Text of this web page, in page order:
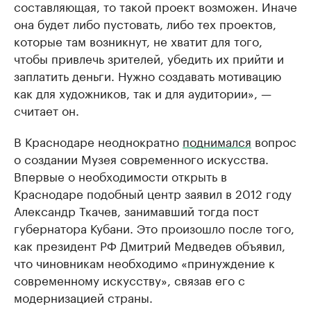
составляющая, то такой проект возможен. Иначе
она будет либо пустовать, либо тех проектов,
которые там возникнут, не хватит для того,
чтобы привлечь зрителей, убедить их прийти и
заплатить деньги. Нужно создавать мотивацию
как для художников, так и для аудитории», —
считает он.
В Краснодаре неоднократно поднимался вопрос
о создании Музея современного искусства.
Впервые о необходимости открыть в
Краснодаре подобный центр заявил в 2012 году
Александр Ткачев, занимавший тогда пост
губернатора Кубани. Это произошло после того,
как президент РФ Дмитрий Медведев объявил,
что чиновникам необходимо «принуждение к
современному искусству», связав его с
модернизацией страны.